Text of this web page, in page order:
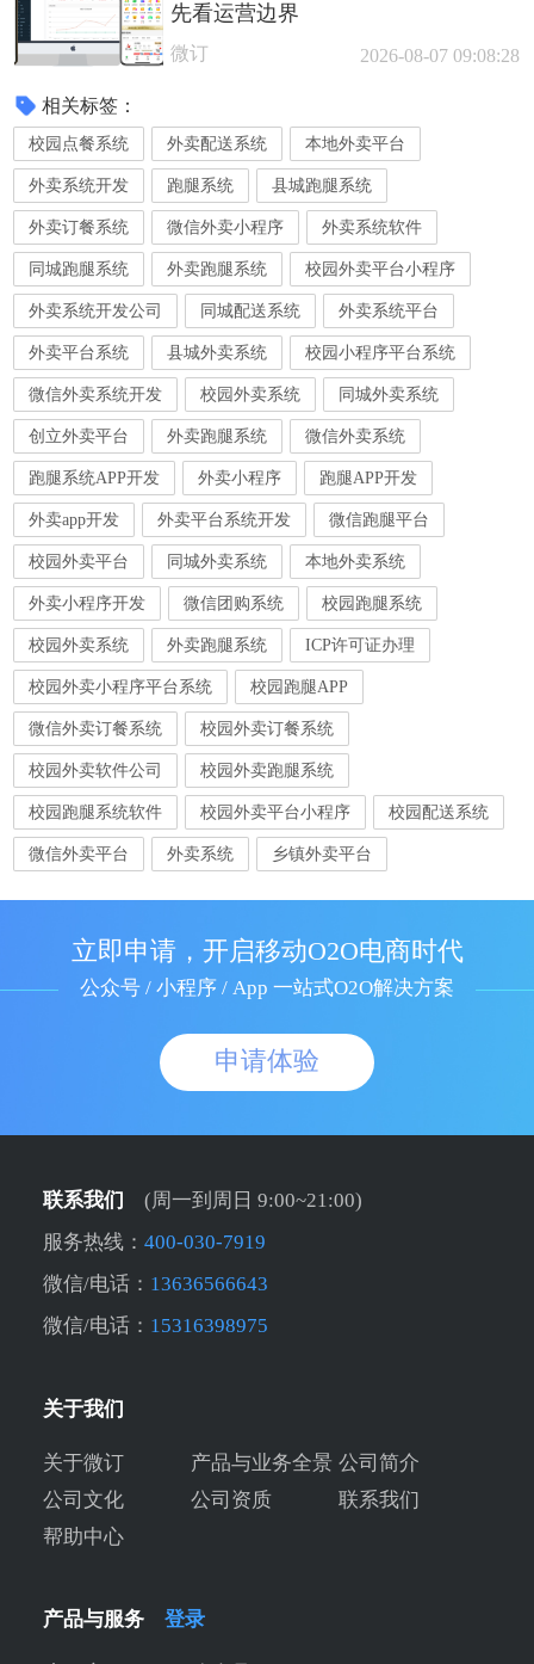
先看运营边界
微订 2026-08-07 09:08:28
相关标签：
校园点餐系统 外卖配送系统 本地外卖平台
外卖系统开发 跑腿系统 县城跑腿系统
外卖订餐系统 微信外卖小程序 外卖系统软件
同城跑腿系统 外卖跑腿系统 校园外卖平台小程序
外卖系统开发公司 同城配送系统 外卖系统平台
外卖平台系统 县城外卖系统 校园小程序平台系统
微信外卖系统开发 校园外卖系统 同城外卖系统
创立外卖平台 外卖跑腿系统 微信外卖系统
跑腿系统APP开发 外卖小程序 跑腿APP开发
外卖app开发 外卖平台系统开发 微信跑腿平台
校园外卖平台 同城外卖系统 本地外卖系统
外卖小程序开发 微信团购系统 校园跑腿系统
校园外卖系统 外卖跑腿系统 ICP许可证办理
校园外卖小程序平台系统 校园跑腿APP
微信外卖订餐系统 校园外卖订餐系统
校园外卖软件公司 校园外卖跑腿系统
校园跑腿系统软件 校园外卖平台小程序 校园配送系统
微信外卖平台 外卖系统 乡镇外卖平台
立即申请，开启移动O2O电商时代
公众号 / 小程序 / App 一站式O2O解决方案
申请体验
联系我们
(周一到周日 9:00~21:00)
服务热线： 400-030-7919
微信/电话： 13636566643
微信/电话： 15316398975
关于我们
关于微订 产品与业务全景 公司简介
公司文化
公司资质
联系我们
帮助中心
产品与服务 登录